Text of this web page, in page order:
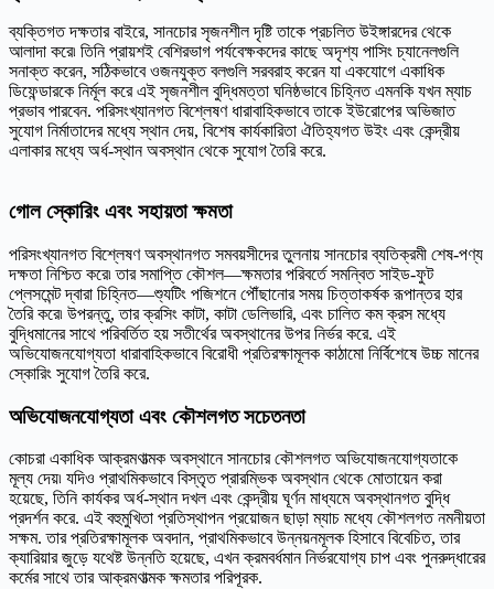
ব্যক্তিগত দক্ষতার বাইরে, সানচোর সৃজনশীল দৃষ্টি তাকে প্রচলিত উইঙ্গারদের থেকে
আলাদা করে৷ তিনি প্রায়শই বেশিরভাগ পর্যবেক্ষকদের কাছে অদৃশ্য পাসিং চ্যানেলগুলি
সনাক্ত করেন, সঠিকভাবে ওজনযুক্ত বলগুলি সরবরাহ করেন যা একযোগে একাধিক
ডিফেন্ডারকে নির্মূল করে এই সৃজনশীল বুদ্ধিমত্তা ঘনিষ্ঠভাবে চিহ্নিত এমনকি যখন ম্যাচ
প্রভাব পারবেন. পরিসংখ্যানগত বিশ্লেষণ ধারাবাহিকভাবে তাকে ইউরোপের অভিজাত
সুযোগ নির্মাতাদের মধ্যে স্থান দেয়, বিশেষ কার্যকারিতা ঐতিহ্যগত উইং এবং কেন্দ্রীয়
এলাকার মধ্যে অর্ধ-স্থান অবস্থান থেকে সুযোগ তৈরি করে.
গোল স্কোরিং এবং সহায়তা ক্ষমতা
পরিসংখ্যানগত বিশ্লেষণ অবস্থানগত সমবয়সীদের তুলনায় সানচোর ব্যতিক্রমী শেষ-পণ্য
দক্ষতা নিশ্চিত করে৷ তার সমাপ্তি কৌশল—ক্ষমতার পরিবর্তে সমন্বিত সাইড-ফুট
প্লেসমেন্ট দ্বারা চিহ্নিত—শ্যুটিং পজিশনে পৌঁছানোর সময় চিত্তাকর্ষক রূপান্তর হার
তৈরি করে৷ উপরন্তু, তার ক্রসিং কাটা, কাটা ডেলিভারি, এবং চালিত কম ক্রস মধ্যে
বুদ্ধিমানের সাথে পরিবর্তিত হয় সতীর্থের অবস্থানের উপর নির্ভর করে. এই
অভিযোজনযোগ্যতা ধারাবাহিকভাবে বিরোধী প্রতিরক্ষামূলক কাঠামো নির্বিশেষে উচ্চ মানের
স্কোরিং সুযোগ তৈরি করে.
অভিযোজনযোগ্যতা এবং কৌশলগত সচেতনতা
কোচরা একাধিক আক্রমণাত্মক অবস্থানে সানচোর কৌশলগত অভিযোজনযোগ্যতাকে
মূল্য দেয়৷ যদিও প্রাথমিকভাবে বিস্তৃত প্রারম্ভিক অবস্থান থেকে মোতায়েন করা
হয়েছে, তিনি কার্যকর অর্ধ-স্থান দখল এবং কেন্দ্রীয় ঘূর্ণন মাধ্যমে অবস্থানগত বুদ্ধি
প্রদর্শন করে. এই বহুমুখিতা প্রতিস্থাপন প্রয়োজন ছাড়া ম্যাচ মধ্যে কৌশলগত নমনীয়তা
সক্ষম. তার প্রতিরক্ষামূলক অবদান, প্রাথমিকভাবে উন্নয়নমূলক হিসাবে বিবেচিত, তার
ক্যারিয়ার জুড়ে যথেষ্ট উন্নতি হয়েছে, এখন ক্রমবর্ধমান নির্ভরযোগ্য চাপ এবং পুনরুদ্ধারের
কর্মের সাথে তার আক্রমণাত্মক ক্ষমতার পরিপূরক.